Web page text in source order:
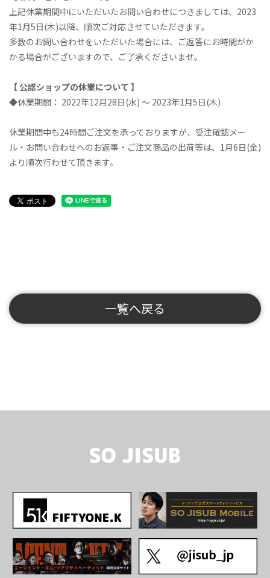
上記休業期間中にいただいたお問い合わせにつきましては、2023
年1月5日(木)以降、順次ご対応させていただきます。
多数のお問い合わせをいただいた場合には、ご返答にお時間がか
かる場合がございますので、ご了承くださいませ。
【 公認ショップの休業について 】
◆休業期間： 2022年12月28日(水) ～ 2023年1月5日(木)
休業期間中も24時間ご注文を承っておりますが、受注確認メー
ル・お問い合わせへのお返事・ご注文商品の出荷等は、1月6日(金)
より順次行わせて頂きます。
一覧へ戻る